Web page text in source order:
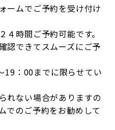
ームでご予約を受け付け
４時間ご予約可能です。
認できてスムーズにご予
19：00までに限らせてい
れない場合がありますの
でのご予約をお勧めして